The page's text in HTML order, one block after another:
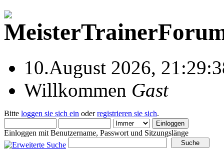
10.August 2026,
Willkommen Gast
Bitte loggen sie sich ein oderregistrieren sie sich.
Einloggen mit Benutzername, Passwort und Sitzungslänge